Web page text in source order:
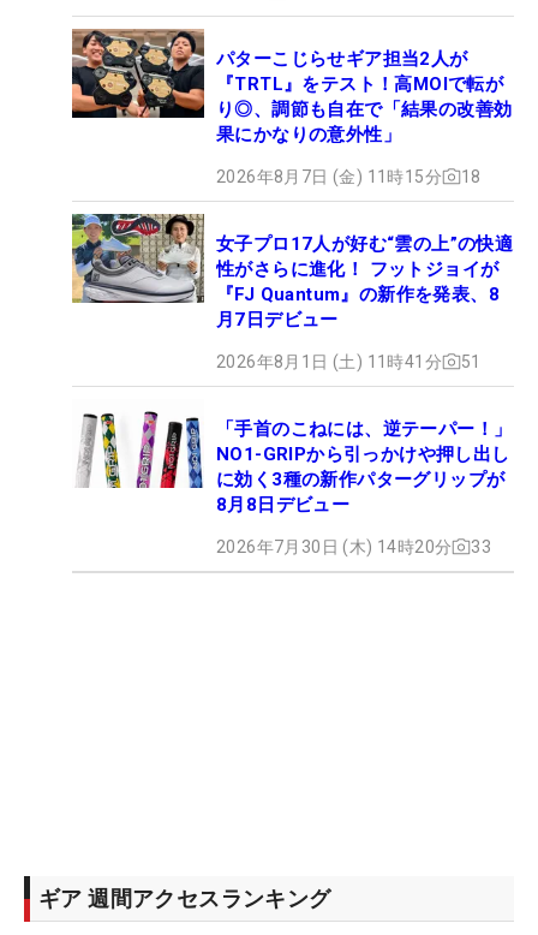
パターこじらせギア担当2人が
『TRTL』をテスト！高MOIで転が
り◎、調節も自在で「結果の改善効
果にかなりの意外性」
2026年8月7日 (金) 11時15分 18
女子プロ17人が好む“雲の上”の快適
性がさらに進化！ フットジョイが
『FJ Quantum』の新作を発表、8
月7日デビュー
2026年8月1日 (土) 11時41分 51
「手首のこねには、逆テーパー！」
NO1-GRIPから引っかけや押し出し
に効く3種の新作パターグリップが
8月8日デビュー
2026年7月30日 (木) 14時20分 33
ギア 週間アクセスランキング